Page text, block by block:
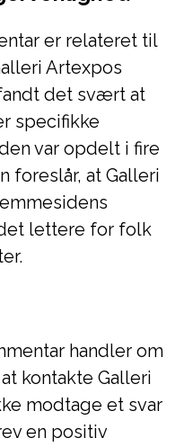
er relateret til
Artexpos
det svært at
specifikke
var opdelt i fire
foreslår, at Galleri
lettere for folk
handler om
kontakte Galleri
modtage et svar
en positiv